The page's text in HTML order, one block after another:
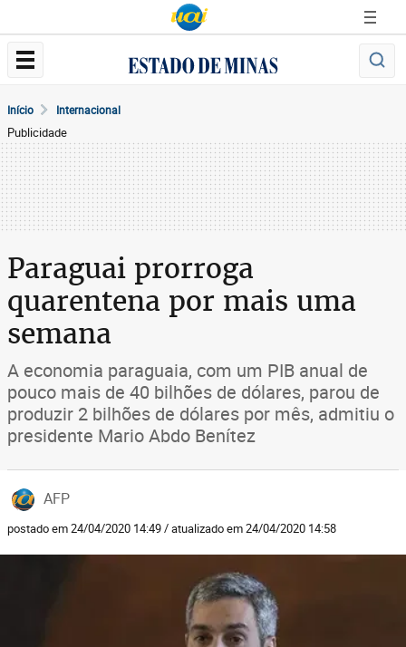
Início Internacional
Publicidade
Paraguai prorroga
quarentena por mais uma
semana
A economia paraguaia, com um PIB anual de
pouco mais de 40 bilhões de dólares, parou de
produzir 2 bilhões de dólares por mês, admitiu o
presidente Mario Abdo Benítez
AFP
postado em 24/04/2020 14:49 / atualizado em 24/04/2020 14:58